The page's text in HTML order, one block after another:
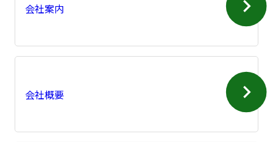
会社案内
会社概要